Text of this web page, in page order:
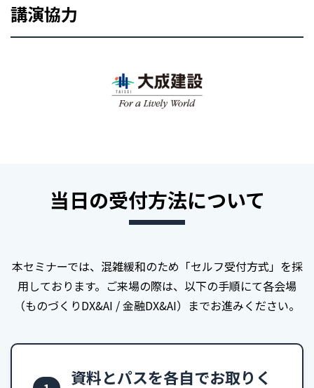
講演協力
当日の受付方法について
本セミナーでは、混雑緩和のため「セルフ受付方式」を採
用しております。 ご来場の際は、以下の手順にて各会場
（ものづくりDX&AI / 金融DX&AI）までお進みください。
資料とパスを各自でお取りく